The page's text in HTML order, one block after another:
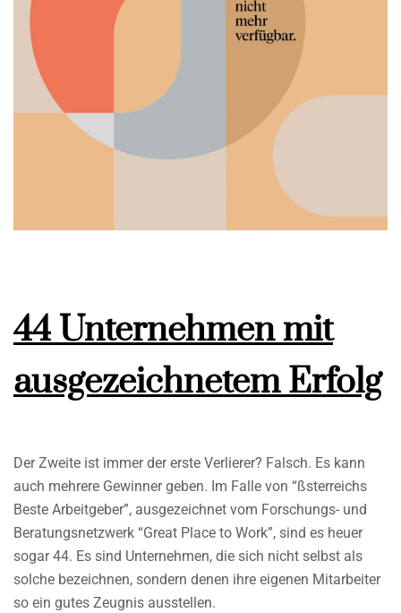
44 Unternehmen mit
ausgezeichnetem Erfolg
Der Zweite ist immer der erste Verlierer? Falsch. Es kann
auch mehrere Gewinner geben. Im Falle von “ßsterreichs
Beste Arbeitgeber”, ausgezeichnet vom Forschungs- und
Beratungsnetzwerk “Great Place to Work”, sind es heuer
sogar 44. Es sind Unternehmen, die sich nicht selbst als
solche bezeichnen, sondern denen ihre eigenen Mitarbeiter
so ein gutes Zeugnis ausstellen.